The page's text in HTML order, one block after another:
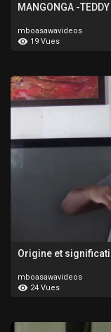
MANGONGA -TEDDY
mboasawavideos
19 Vues
Origine et
mboasawavideos
24 Vues